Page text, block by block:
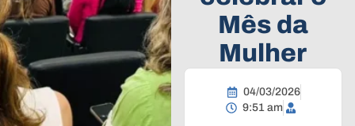
Mês da
Mulher
04/03/2026
9:51 am